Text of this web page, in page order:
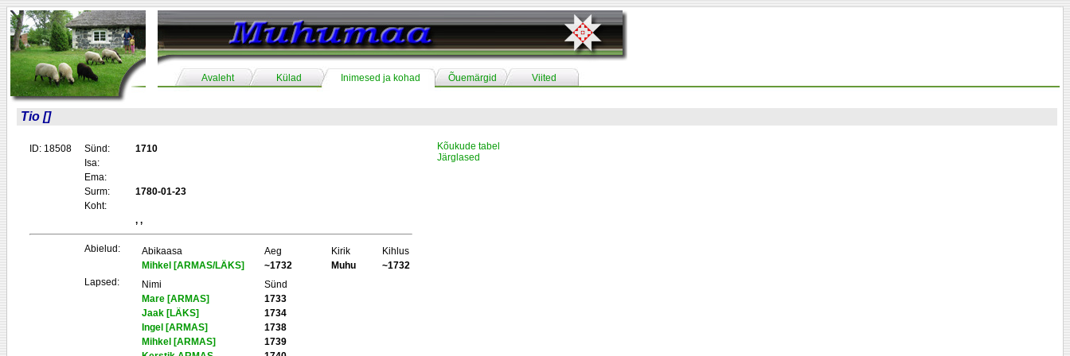
Avaleht Külad Inimesed ja kohad Õuemärgid Viited
Tio []
ID: 18508 Sünd:
1710
Isa:
Ema:
Surm:
1780-01-23
Koht:
, ,
Abielud: Abikaasa Aeg Kirik
Kihlus
Mihkel [ARMAS/LÄKS]
~1732 Muhu
~1732
Lapsed:
Nimi
Sünd
Mare [ARMAS]
1733
Jaak [LÄKS]
1734
Ingel [ARMAS]
1738
Mihkel [ARMAS]
1739
Kõukude tabel
Järglased